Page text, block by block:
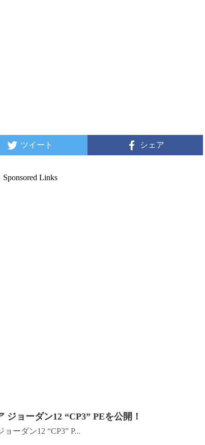
ツイート シェア
Sponsored Links
ジョーダン12 “CP3” PEを公開！
ーダン12 “CP3” P...